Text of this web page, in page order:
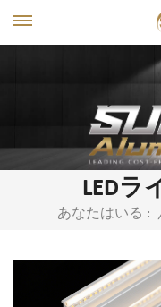
LEDラ
あなたはいる :